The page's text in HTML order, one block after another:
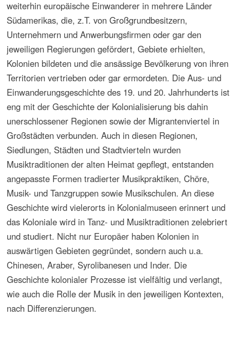
Zeit geprägte Musikentwicklung wirkte vielfach fort.
Indien ist die wichtigste Referenz für Studien von
Kolonialismus und Postkolonialismus. Das Vermächtnis
kolonialer Zeiten, ihre Folgen und die daraus
resultierenden Probleme – das Bestreben nach Befreiung
von kolonialen Bildungsmustern und nach Selbstständigkeit
auch hinsichtlich von Musikleben, -schaffen und -erziehung
– werden bei dieser anglophon geprägten
Forschungsrichtung des Postcolonialism auch in anderen
Kontexten thematisiert. Die indische Annexion von Goa,
Daman und Diu des ehemaligen portugiesischen Indien
1962 markierte den Beginn des
Entkolonialisierungsprozesses portugiesischsprachiger
Territorien, der durch die afrikanischen Kriege die
Kulturdebatten nicht nur in Portugal, sondern auch in
Ländern wie Angoia in den 1960er und 1970er Jahren
bestimmte, die durch die Einwanderung von
ausgewanderten europäischen Bewohnern dieser
ehemaligen Regionen mit portugiesischer
Kolonialgeschichte auch in Brasilien geführt wurden.